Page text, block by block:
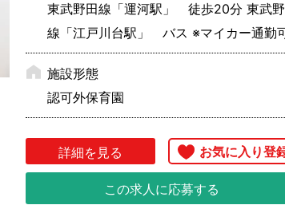
東武野田線「運河駅」 徒歩20分 東武
線「江戸川台駅」 バス ※マイカー通勤
施設形態
認可外保育園
詳細を見る
この求人に応募する